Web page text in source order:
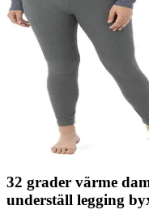
32 grader värme
underställ legging